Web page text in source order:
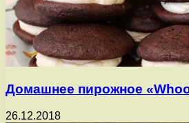
Домашнее пирожное
26.12.2018